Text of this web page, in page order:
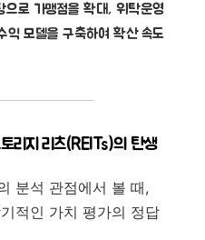
으로 가맹점을 확대, 위탁운영
익 모델을 구축하여 확산 속도
리지 리츠(REITs)의 탄생
분석 관점에서 볼 때,
적인 가치 평가의 정답